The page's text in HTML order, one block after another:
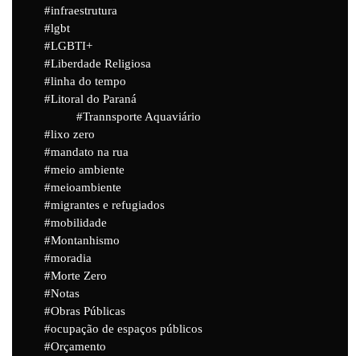
infraestrutura
lgbt
LGBTI+
Liberdade Religiosa
linha do tempo
Litoral do Paraná
Trannsporte Aquaviário
lixo zero
mandato na rua
meio ambiente
meioambiente
migrantes e refugiados
mobilidade
Montanhismo
moradia
Morte Zero
Notas
Obras Públicas
ocupação de espaços públicos
Orçamento